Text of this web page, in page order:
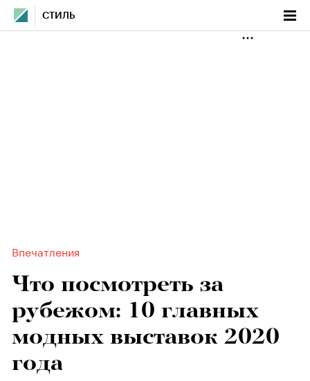
СТИЛЬ
Впечатления
Что посмотреть за
рубежом: 10 главных
модных выставок 2020
года